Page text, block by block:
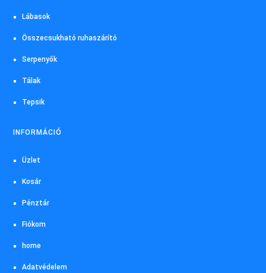
Lábasok
Összecsukható ruhaszárító
Serpenyők
Tálak
Tepsik
INFORMÁCIÓ
Üzlet
Kosár
Pénztár
Fiókom
home
Adatvédelem